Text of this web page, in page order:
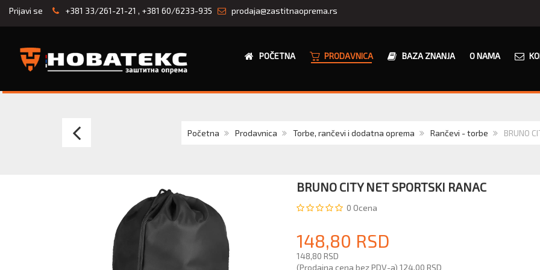
Prijavi se +381 33/261-21-21 , +381 60/6233-935 prodaja@zastitnaoprema.rs
POČETNA PRODAVNICA BAZA ZNANJA O NAMA
Početna Prodavnica Torbe, rančevi i dodatna oprema Rančevi - torbe BRUNO
BRUNO
Ranac
BRUNO CITY NET SPORTSKI RANAC
0 Ocena
148,80 RSD
148,80 RSD
(Prodajna cena bez PDV-a) 124,00 RSD